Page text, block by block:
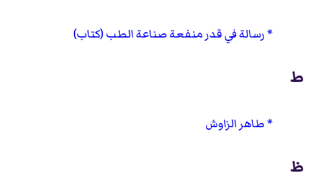
رسالة في قدر منفعة صناعة الطب (كتاب)
ط
طاهر الزاوش
ظ